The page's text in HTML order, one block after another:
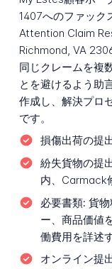
1407へのファック
Attention Claim
Richmond, VA
同じクレームを複
とを避けるよう助
作成し、解決プロ
です。
損傷出荷の提
紛失貨物の提
内、Carmack
必要書類: 貨
ー、商品価値
働費用を詳述
オンライン提